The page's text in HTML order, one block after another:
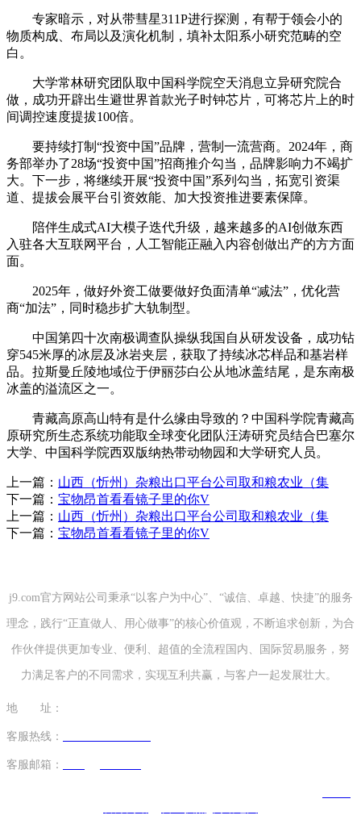
专家暗示，对从带彗星311P进行探测，有帮于领会小的
物质构成、布局以及演化机制，填补太阳系小研究范畴的空
白。
大学常林研究团队取中国科学院空天消息立异研究院合
做，成功开辟出生避世界首款光子时钟芯片，可将芯片上的时
间调控速度提拔100倍。
要持续打制“投资中国”品牌，营制一流营商。2024年，商
务部举办了28场“投资中国”招商推介勾当，品牌影响力不竭扩
大。下一步，将继续开展“投资中国”系列勾当，拓宽引资渠
道、提拔会展平台引资效能、加大投资推进要素保障。
陪伴生成式AI大模子迭代升级，越来越多的AI创做东西
入驻各大互联网平台，人工智能正融入内容创做出产的方方面
面。
2025年，做好外资工做要做好负面清单“减法”，优化营
商“加法”，同时稳步扩大轨制型。
中国第四十次南极调查队操纵我国自从研发设备，成功钻
穿545米厚的冰层及冰岩夹层，获取了持续冰芯样品和基岩样
品。拉斯曼丘陵地域位于伊丽莎白公从地冰盖结尾，是东南极
冰盖的溢流区之一。
青藏高原高山特有是什么缘由导致的？中国科学院青藏高
原研究所生态系统功能取全球变化团队汪涛研究员结合巴塞尔
大学、中国科学院西双版纳热带动物园和大学研究人员。
上一篇： 山西（忻州）杂粮出口平台公司取和粮农业（集
下一篇： 宝物昂首看看镜子里的你V
上一篇： 山西（忻州）杂粮出口平台公司取和粮农业（集
下一篇： 宝物昂首看看镜子里的你V
j9.com官方网站公司秉承“以客户为中心”、“诚信、卓越、快捷”的服务
理念，践行“正直做人、用心做事”的核心价值观，不断追求创新，为合
作伙伴提供更加专业、便利、超值的全流程国内、国际贸易服务，努
力满足客户的不同需求，实现互利共赢，与客户一起发展壮大。
地 址：
客服热线：
客服邮箱：